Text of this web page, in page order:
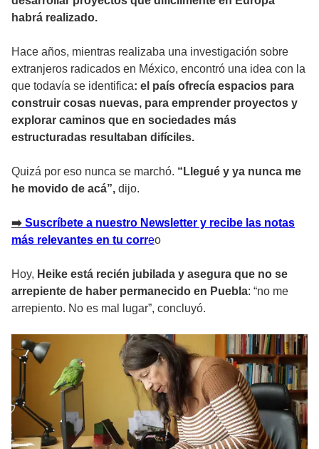
habrá realizado.
Hace años, mientras realizaba una investigación sobre
extranjeros radicados en México, encontró una idea con la
que todavía se identifica: el país ofrecía espacios para
construir cosas nuevas, para emprender proyectos y
explorar caminos que en sociedades más
estructuradas resultaban difíciles.
Quizá por eso nunca se marchó. “Llegué y ya nunca me
he movido de acá”, dijo.
➡️ Suscríbete a nuestro Newsletter y recibe las notas
más relevantes en tu correo
Hoy, Heike está recién jubilada y asegura que no se
arrepiente de haber permanecido en Puebla: “no me
arrepiento. No es mal lugar”, concluyó.